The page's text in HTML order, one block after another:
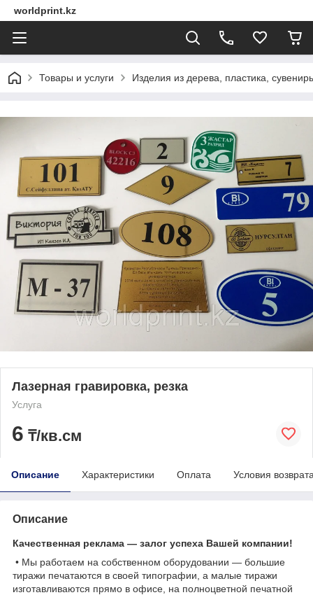
worldprint.kz
Товары и услуги Изделия из дерева, пластика,
Лазерная гравировка, резка
Услуга
6 ₸/кв.см
Описание Характеристики Оплата Условия
Описание
Качественная реклама ― залог успеха Вашей компании!
• Мы работаем на собственном оборудовании ― большие
тиражи печатаются в своей типографии, а малые тиражи
изготавливаются прямо в офисе, на полноцветной печатной